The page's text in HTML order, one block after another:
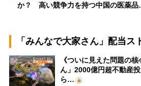
か？ 高い競争力を持つ中国の医薬
「みんなで大家さん」配当ス
《ついに見えた問題の
ん」2000億円超不動産
ら…